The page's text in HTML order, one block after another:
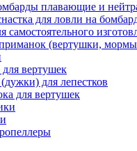
плавающие и
для ловли на
самостоятельного
(вертушки,
вертушек
для лепестков
для вертушек